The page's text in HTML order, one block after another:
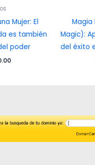
Mujer: El
es también
poder
Magia
Magic):
del éxito